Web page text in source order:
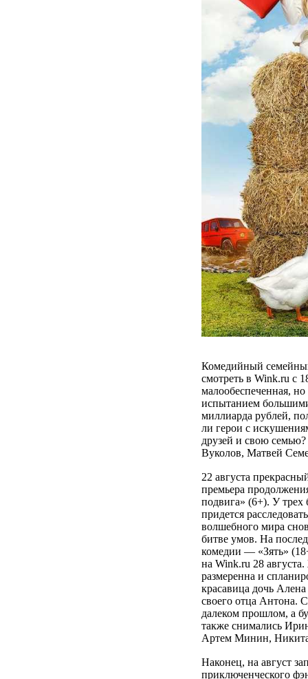
Комедийный
смотреть в Wink.ru с
малообеспеченная, но
испытанием
миллиарда рублей,
ли герои с
друзей и свою
Вуколов, Матвей
22 августа
премьера
подвига» (6+). У
придется
волшебного мира
битве умов. На
комедии — «Зять»
на Wink.ru 28
размеренна и
красавица дочь
своего отца Антона.
далеком прошлом, а
также снимались
Артем Минин, Никита
Наконец, на август
приключенческого